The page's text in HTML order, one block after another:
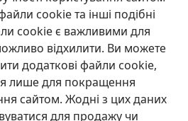
cookie та інші подібні
cookie є важливими для
відхилити. Ви можете
додаткові файли cookie,
лише для покращення
сайтом. Жодні з цих даних
для продажу чи
Поділитись Налаштування
Bible and Tract Society of Pennsylvania
Політика конфіденційності
JW.ORG Увійти